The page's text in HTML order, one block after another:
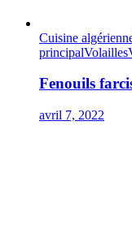
Cuisine
principalVolailles
Fenouils
avril 7, 2022